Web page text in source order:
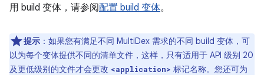
用 build 变体，请参阅配置 build 变体。
提示 ：如果您有满足不同 MultiDex 需求的不同 build 变体，可
以为每个变体提供不同的清单文件，这样，只有适用于 API 级别 20
及更低级别的文件才会更改 <application> 标记名称。您还可为